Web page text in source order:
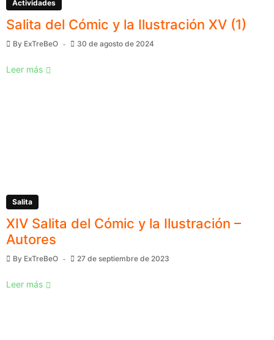
Actividades
Salita del Cómic y la Ilustración XV (1)
By ExTreBeO 30 de agosto de 2024
Leer más
Salita
XIV Salita del Cómic y la Ilustración –
Autores
By ExTreBeO 27 de septiembre de 2023
Leer más